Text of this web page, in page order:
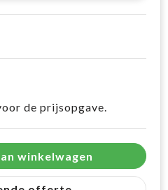
de prijsopgave.
winkelwagen